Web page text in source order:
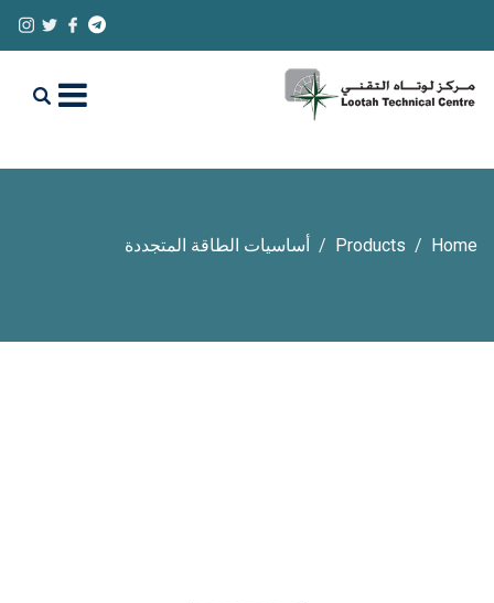
Home
Products أساسيات الطاقة المتجددة